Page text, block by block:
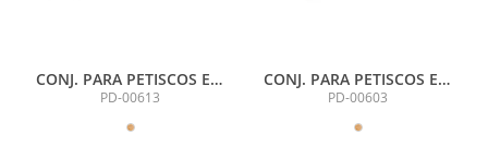
CONJ. PARA PETISCOS EM
BAMBU/FIBRA DE BAMBU -
PD-00613
CONJ. PARA PETISCOS EM
BAMBU/FIBRA DE BAMBU -
PD-00603